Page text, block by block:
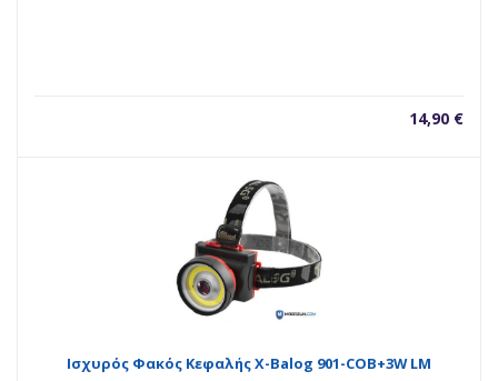
14,90 €
Ισχυρός Φακός Κεφαλής X-Balog 901-COB+3W LM